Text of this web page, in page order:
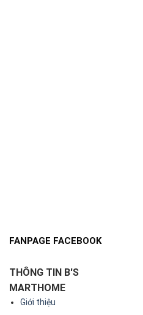
FANPAGE FACEBOOK
THÔNG TIN B'S
MARTHOME
Giới thiệu